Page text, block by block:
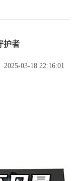
护者
2025-03-18 22:16:01